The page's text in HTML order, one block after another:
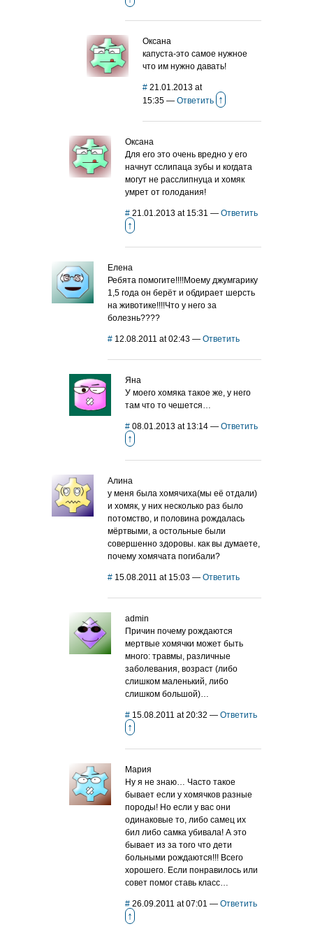
Оксана
капуста-это самое нужное
что им нужно давать!
# 21.01.2013 at
15:35 — Ответить ↑
Оксана
Для его это очень вредно у его
начнут сслипаца зубы и когдата
могут не расслипнуца и хомяк
умрет от голодания!
# 21.01.2013 at 15:31 — Ответить
↑
Елена
Ребята помогите!!!!Моему джумгарику
1,5 года он берёт и обдирает шерсть
на животике!!!!Что у него за
болезнь????
# 12.08.2011 at 02:43 — Ответить
Яна
У моего хомяка такое же, у него
там что то чешется…
# 08.01.2013 at 13:14 — Ответить
↑
Алина
у меня была хомячиха(мы её отдали)
и хомяк, у них несколько раз было
потомство, и половина рождалась
мёртвыми, а остольные были
совершенно здоровы. как вы думаете,
почему хомячата погибали?
# 15.08.2011 at 15:03 — Ответить
admin
Причин почему рождаются
мертвые хомячки может быть
много: травмы, различные
заболевания, возраст (либо
слишком маленький, либо
слишком большой)…
# 15.08.2011 at 20:32 — Ответить
↑
Мария
Ну я не знаю… Часто такое
бывает если у хомячков разные
породы! Но если у вас они
одинаковые то, либо самец их
бил либо самка убивала! А это
бывает из за того что дети
больными рождаются!!! Всего
хорошего. Если понравилось или
совет помог ставь класс…
# 26.09.2011 at 07:01 — Ответить
↑